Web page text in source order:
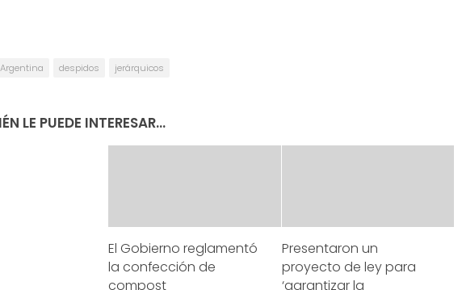
Argentina despidos jerárquicos
LE PUEDE INTERESAR...
El Gobierno reglamentó
la confección de
compost
Presentaron un
proyecto de ley para
‘garantizar la